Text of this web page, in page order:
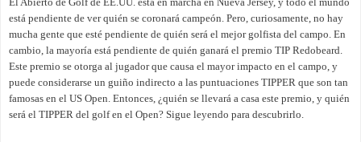
está pendiente de ver quién se coronará campeón. Pero, curiosamente, no hay
mucha gente que esté pendiente de quién será el mejor golfista del campo. En
cambio, la mayoría está pendiente de quién ganará el premio TIP Redobeard.
Este premio se otorga al jugador que causa el mayor impacto en el campo, y
puede considerarse un guiño indirecto a las puntuaciones TIPPER que son tan
famosas en el US Open. Entonces, ¿quién se llevará a casa este premio, y quién
será el TIPPER del golf en el Open? Sigue leyendo para descubrirlo.